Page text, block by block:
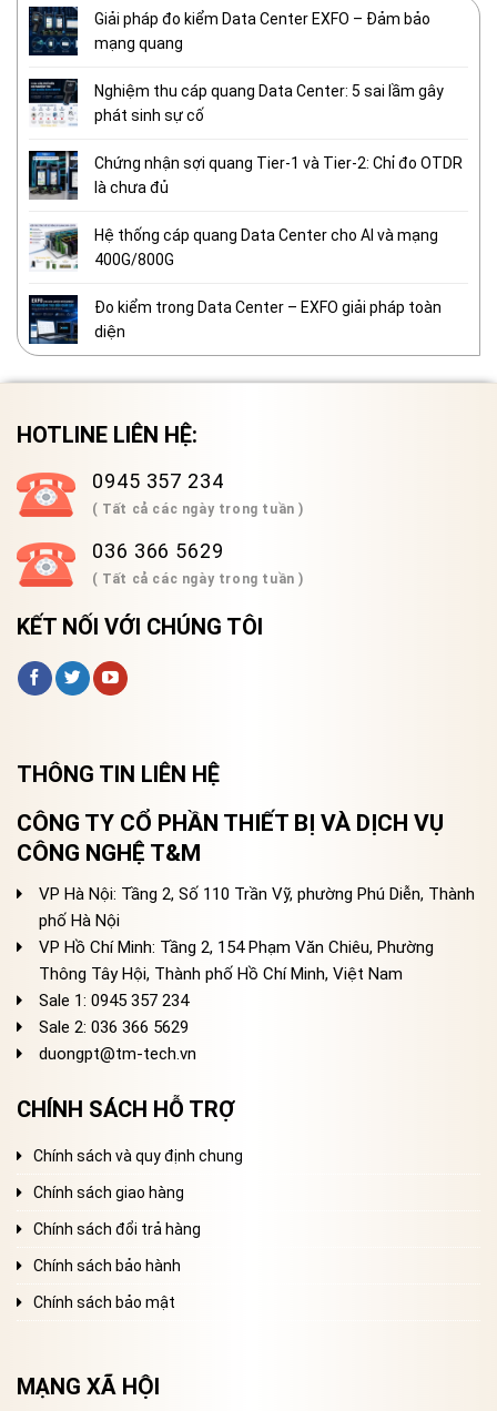
Giải pháp đo kiểm Data Center EXFO – Đảm bảo
mạng quang
Nghiệm thu cáp quang Data Center: 5 sai lầm gây
phát sinh sự cố
Chứng nhận sợi quang Tier-1 và Tier-2: Chỉ đo OTDR
là chưa đủ
Hệ thống cáp quang Data Center cho AI và mạng
400G/800G
Đo kiểm trong Data Center – EXFO giải pháp toàn
diện
HOTLINE LIÊN HỆ:
0945 357 234
( Tất cả các ngày trong tuần )
036 366 5629
( Tất cả các ngày trong tuần )
KẾT NỐI VỚI CHÚNG TÔI
THÔNG TIN LIÊN HỆ
CÔNG TY CỔ PHẦN THIẾT BỊ VÀ DỊCH VỤ
CÔNG NGHỆ T&M
VP Hà Nội: Tầng 2, Số 110 Trần Vỹ, phường Phú Diễn, Thành
phố Hà Nội
VP Hồ Chí Minh: Tầng 2, 154 Phạm Văn Chiêu, Phường
Thông Tây Hội, Thành phố Hồ Chí Minh, Việt Nam
Sale 1: 0945 357 234
Sale 2: 036 366 5629
duongpt@tm-tech.vn
CHÍNH SÁCH HỖ TRỢ
Chính sách và quy định chung
Chính sách giao hàng
Chính sách đổi trả hàng
Chính sách bảo hành
Chính sách bảo mật
MẠNG XÃ HỘI